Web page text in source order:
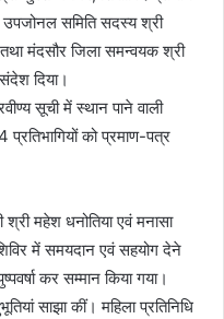
उपजोनल समिति सदस्य श्री
तथा मंदसौर जिला समन्वयक श्री
दिया।
सूची में स्थान पाने वाली
को प्रमाण-पत्र
महेश धनोतिया एवं मनासा
में समयदान एवं सहयोग देने
कर सम्मान किया गया।
साझा कीं। महिला प्रतिनिधि